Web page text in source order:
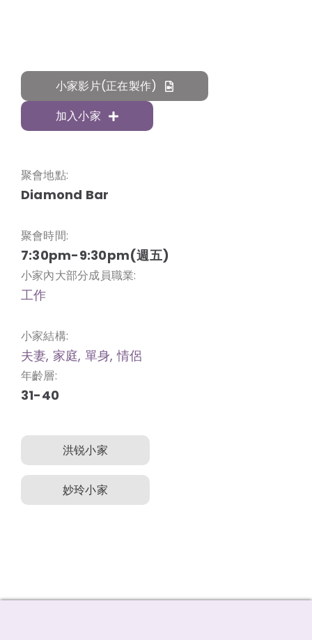
小家影片(正在製作)
加入小家
聚會地點:
Diamond Bar
聚會時間:
7:30pm-9:30pm(週五)
小家內大部分成員職業:
工作
小家結構:
夫妻, 家庭, 單身, 情侶
年齡層:
31-40
洪锐小家
妙玲小家